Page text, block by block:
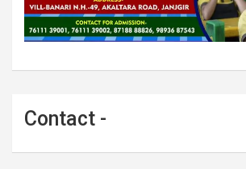
Contact -